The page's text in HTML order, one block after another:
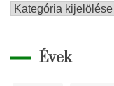
Kategóriák
Évek